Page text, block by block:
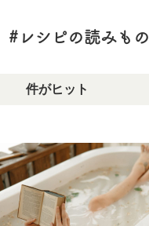
#レシピの読みもの
20件がヒット